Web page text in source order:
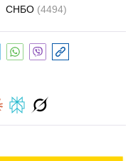
СНБО (4494)